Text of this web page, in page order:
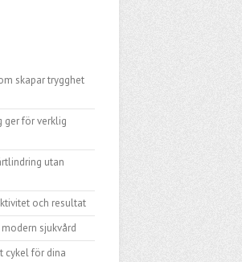
skapar trygghet
ger för verklig
utan
och resultat
sjukvård
cykel för dina